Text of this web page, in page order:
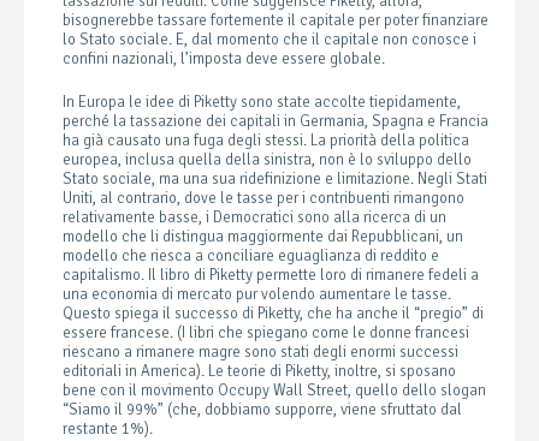
bisognerebbe tassare fortemente il capitale per poter finanziare
lo Stato sociale. E, dal momento che il capitale non conosce i
confini nazionali, l’imposta deve essere globale.
In Europa le idee di Piketty sono state accolte tiepidamente,
perché la tassazione dei capitali in Germania, Spagna e Francia
ha già causato una fuga degli stessi. La priorità della politica
europea, inclusa quella della sinistra, non è lo sviluppo dello
Stato sociale, ma una sua ridefinizione e limitazione. Negli Stati
Uniti, al contrario, dove le tasse per i contribuenti rimangono
relativamente basse, i Democratici sono alla ricerca di un
modello che li distingua maggiormente dai Repubblicani, un
modello che riesca a conciliare eguaglianza di reddito e
capitalismo. Il libro di Piketty permette loro di rimanere fedeli a
una economia di mercato pur volendo aumentare le tasse.
Questo spiega il successo di Piketty, che ha anche il “pregio” di
essere francese. (I libri che spiegano come le donne francesi
riescano a rimanere magre sono stati degli enormi successi
editoriali in America). Le teorie di Piketty, inoltre, si sposano
bene con il movimento Occupy Wall Street, quello dello slogan
“Siamo il 99%” (che, dobbiamo supporre, viene sfruttato dal
restante 1%).